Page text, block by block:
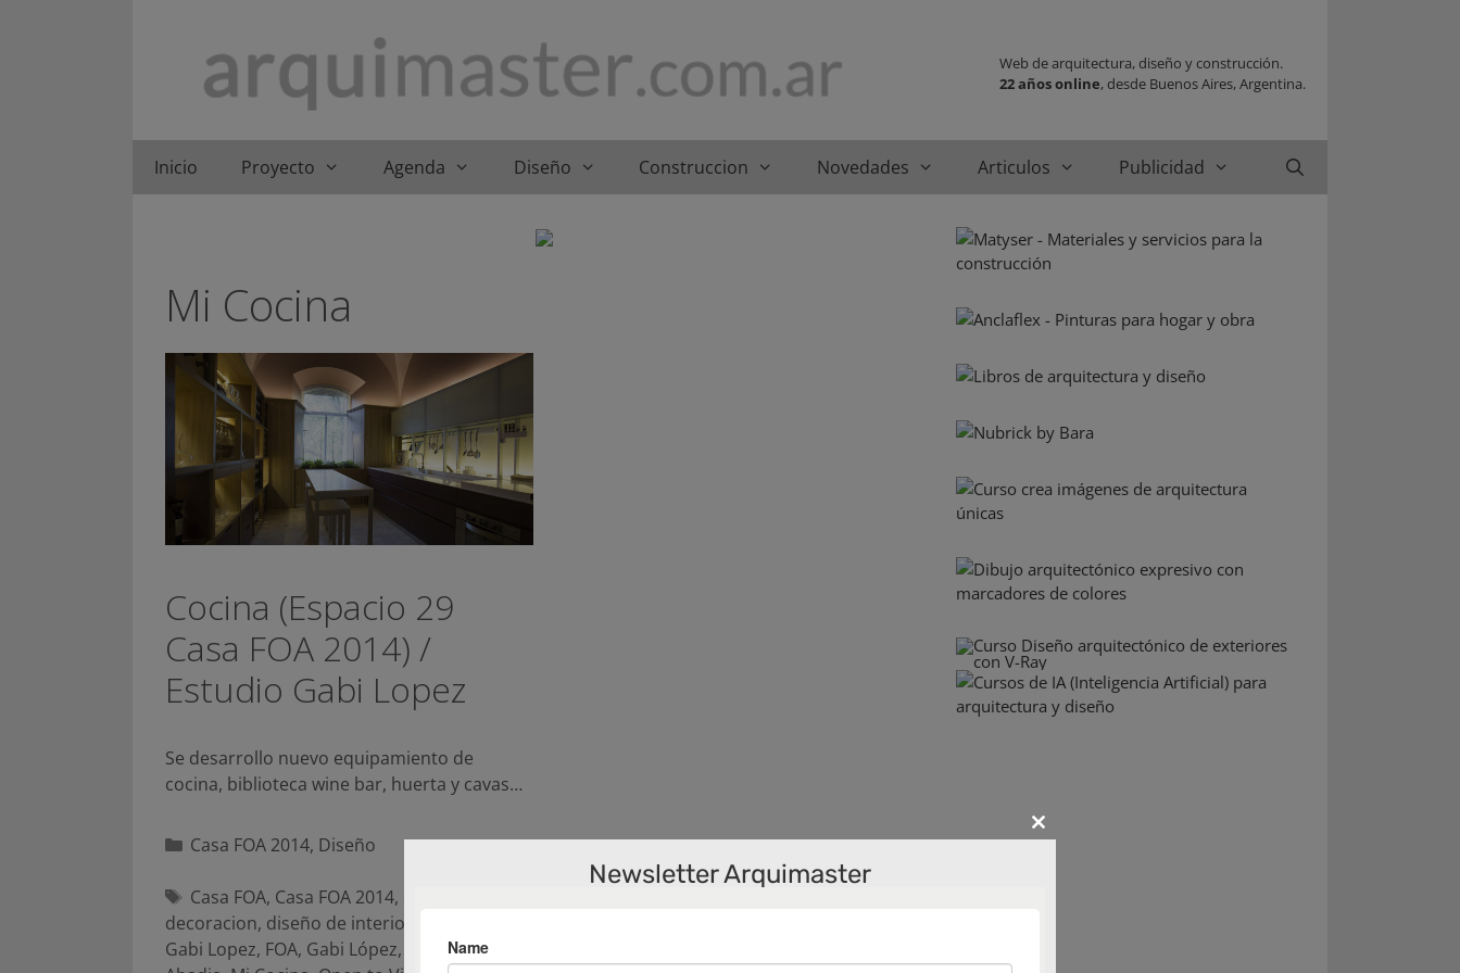
Web de arquitectura, diseño y construcción.
22 años online, desde Buenos Aires, Argentina.
Inicio Proyecto Agenda Diseño Construccion Novedades Articulos Publicidad
Mi Cocina
Cocina (Espacio 29
Casa FOA 2014) /
Estudio Gabi Lopez
Se desarrollo nuevo equipamiento de
cocina, biblioteca wine bar, huerta y cavas…
Categorías
Casa FOA 2014, Diseño
Etiquetas
Casa FOA, Casa FOA 2014,
decoracion, diseño de interiores
Gabi Lopez, FOA, Gabi López, huerta,La
Close
Newsletter Arquimaster